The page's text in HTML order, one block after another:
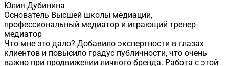
Юлия Дубинина
Основатель Высшей школы медиации,
профессиональный медиатор и играющий тренер-
медиатор
Что мне это дало? Добавило экспертности в глазах
клиентов и повысило градус публичности, что очень
важно при продвижении личного бренда. Работа с этой